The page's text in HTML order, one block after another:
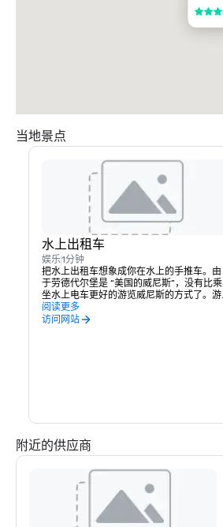
4/5
当地景点
水上出租车
娱乐1分钟
把水上出租车想象成你在水上的手推车。由
于劳德代尔堡是 “美国的威尼斯”，没有比乘
坐水上电车更好的游览威尼斯的方式了。游
览劳德代尔堡和好莱坞海滩，欣赏最佳景
点，参观餐厅并前往海滩。水上出租车不仅
阅读更多
访问网站
附近的供应商